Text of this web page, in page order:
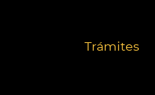
Trámites